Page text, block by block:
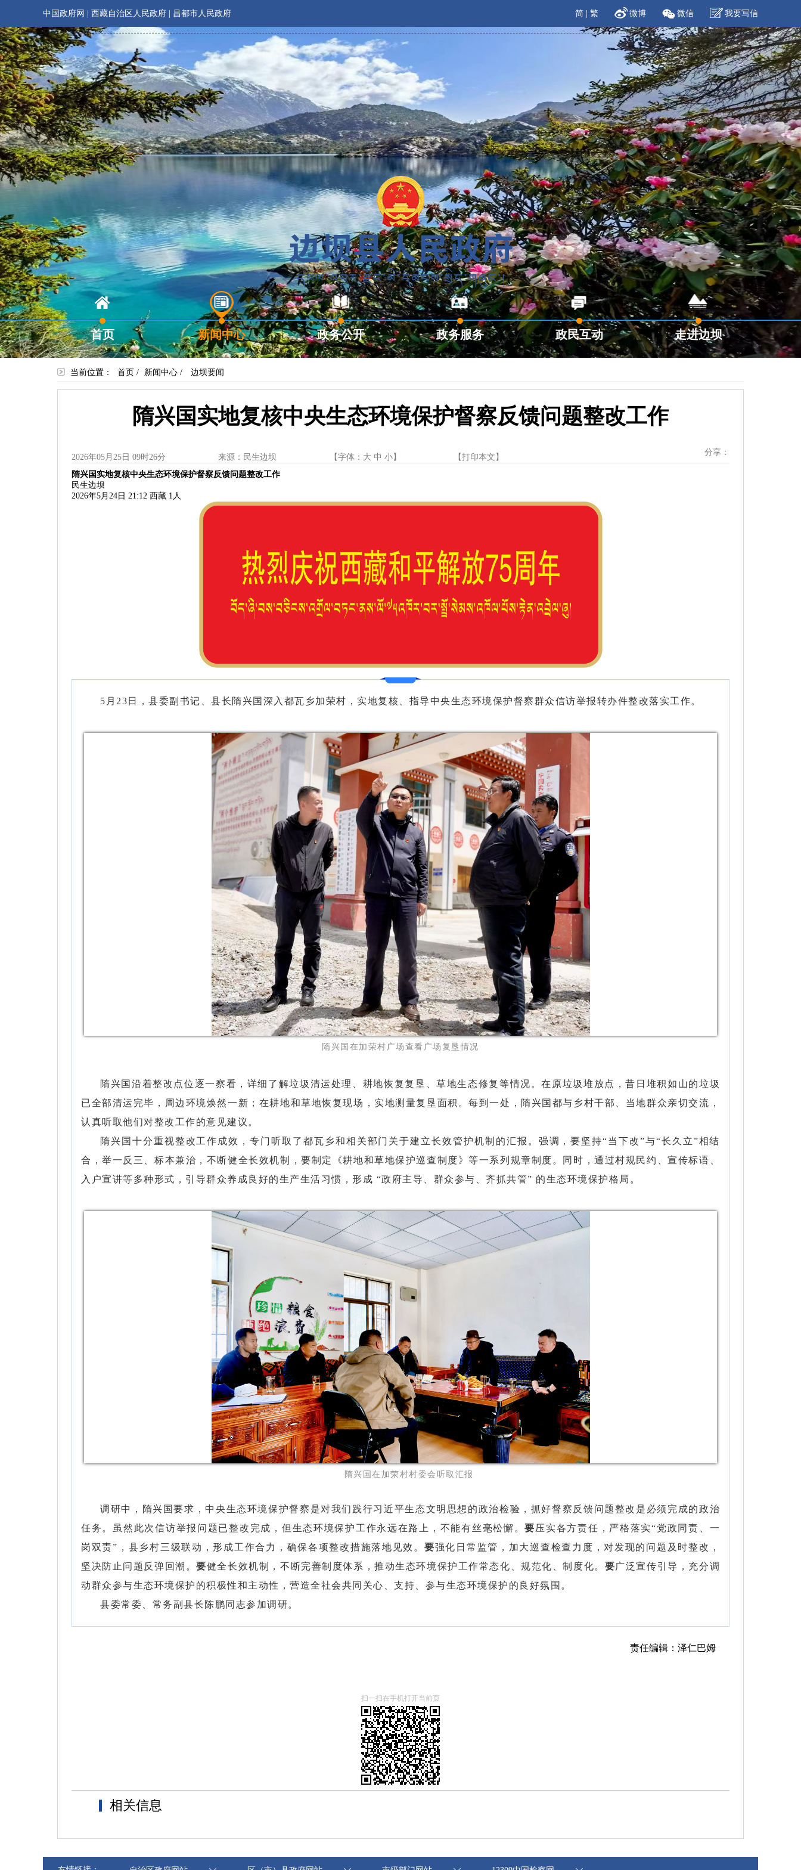
中国政府网 西藏自治区人民政府 昌都市人民政府 简 繁 微博 微信 我要写信
首页 新闻中心 政务公开 政务服务 政民互动 走进边坝
当前位置： 首页 / 新闻中心 / 边坝要闻
隋兴国实地复核中央生态环境保护督察反馈问题整改工作
2026年05月25日 09时26分 来源：民生边坝 【字体： 大 中 小】 【 打印本文 】
分享：
隋兴国实地复核中央生态环境保护督察反馈问题整改工作
民生边坝
2026年5月24日 21:12 西藏 1人
5月23日，县委副书记、县长隋兴国深入都瓦乡加荣村，实地复核、指导中央生态环境保护督察群众信访举报转办件整改落实工作。
隋兴国在加荣村广场查看广场复垦情况
隋兴国沿着整改点位逐一察看，详细了解垃圾清运处理、耕地恢复复垦、草地生态修复等情况。在原垃圾堆放点，昔日堆积如山的垃圾
已全部清运完毕，周边环境焕然一新；在耕地和草地恢复现场，实地测量复垦面积。每到一处，隋兴国都与乡村干部、当地群众亲切交流，
认真听取他们对整改工作的意见建议。
隋兴国十分重视整改工作成效，专门听取了都瓦乡和相关部门关于建立长效管护机制的汇报。强调，要坚持“当下改”与“长久立”相结
合，举一反三、标本兼治，不断健全长效机制，要制定《耕地和草地保护巡查制度》等一系列规章制度。同时，通过村规民约、宣传标语、
入户宣讲等多种形式，引导群众养成良好的生产生活习惯，形成 “政府主导、群众参与、齐抓共管” 的生态环境保护格局 。
隋兴国在加荣村村委会听取汇报
调研中，隋兴国要求，中央生态环境保护督察是对我们践行习近平生态文明 思想的政治检验，抓好督察反馈问题整改是必须完成的政治
任务。虽然此次信访举报问题已整改完成，但生态环境保护工作永远在路上，不能有丝毫松懈。要压实各方责任，严格落实“党政同责、一
岗双责”，县乡村三级联动，形成工作合力，确保各项整改措施落地见效。 要强化日常监管，加大巡查检查力度，对发现的问题及时整改，
坚决防止问题反弹回潮。要健全长效机制，不断完善制度体系，推动生态环境保护工作常态化、规范化、制度化。 要广泛宣传引导，充分调
动群众参与生态环境保护的积极性和主动性，营造全社会共同关心、支持、参与生态环境保护的良好氛围。
县委常委、常务副县长陈鹏同志参加调研。
责任编辑：泽仁巴姆
扫一扫在手机打开当前页
相关信息